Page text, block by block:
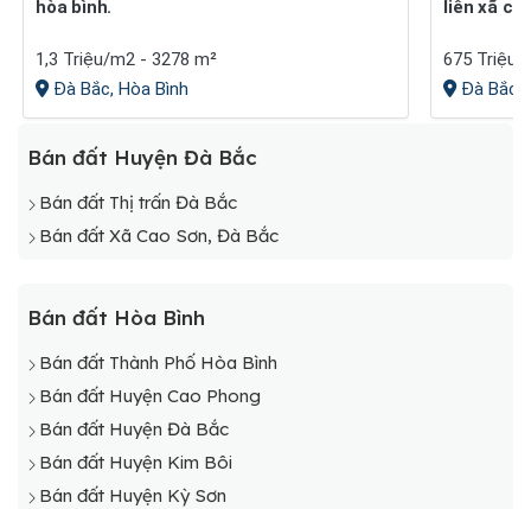
hòa bình.
1,3 Triệu/m2 - 3278 m²
Đà Bắc, Hòa Bình
liên xã
675 Triệu
Đà Bắc,
Bán đất Huyện Đà Bắc
Bán đất Thị trấn Đà Bắc
Bán đất Xã Cao Sơn, Đà Bắc
Bán đất Hòa Bình
Bán đất Thành Phố Hòa Bình
Bán đất Huyện Cao Phong
Bán đất Huyện Đà Bắc
Bán đất Huyện Kim Bôi
Bán đất Huyện Kỳ Sơn